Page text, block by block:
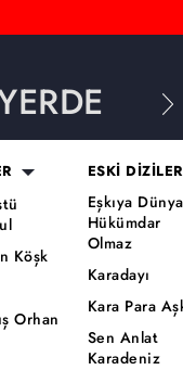
Köşk
Orhan
ESKİ DİZİLER
Eşkıya
Hükümdar
Olmaz
Karadayı
Kara Para
Sen Anlat
Karadeniz